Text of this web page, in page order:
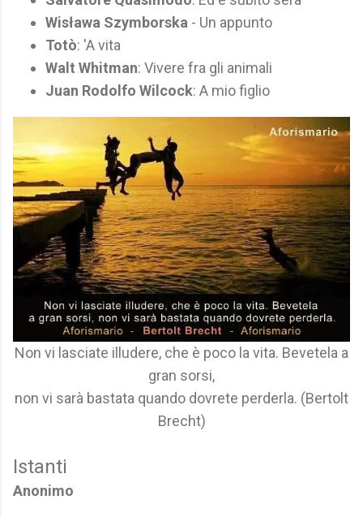
Wisława Szymborska - Un appunto
Totò: 'A vita
Walt Whitman: Vivere fra gli animali
Juan Rodolfo Wilcock: A mio figlio
Non vi lasciate illudere, che è poco la vita. Bevetela a
gran sorsi,
non vi sarà bastata quando dovrete perderla. (Bertolt
Brecht)
Istanti
Anonimo